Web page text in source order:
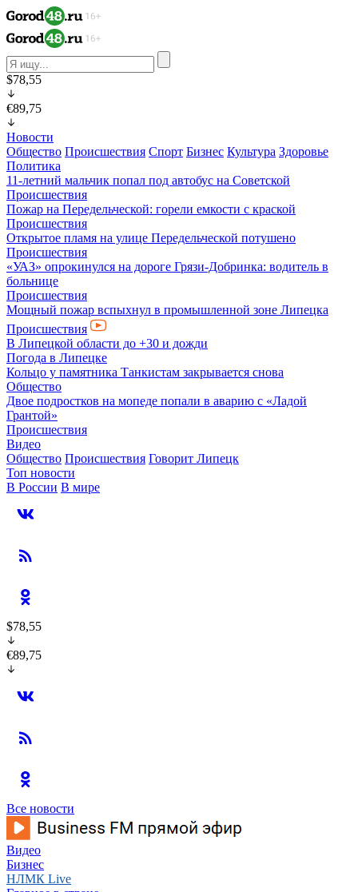
$78,55
€89,75
Новости
Общество Происшествия Спорт Бизнес Культура Здоровье
Политика
11-летний мальчик попал под автобус на Советcкой
Происшествия
Пожар на Передельческой: горели емкости с краской
Происшествия
Открытое пламя на улице Передельческой потушено
Происшествия
«УАЗ» опрокинулся на дороге Грязи-Добринка: водитель в
больнице
Происшествия
Мощный пожар вспыхнул в промышленной зоне Липецка
Происшествия
В Липецкой области до +30 и дожди
Погода в Липецке
Кольцо у памятника Танкистам закрывается снова
Общество
Двое подростков на мопеде попали в аварию с «Ладой
Грантой»
Происшествия
Видео
Общество Происшествия Говорит Липецк
Топ новости
В России В мире
$78,55
€89,75
Все новости
Видео
Бизнес
НЛМК Live